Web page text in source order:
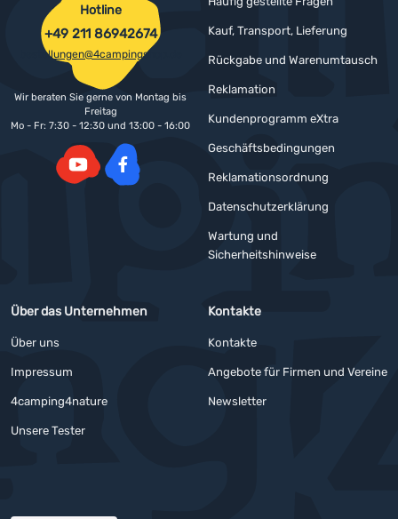
Kauf, Transport, Lieferung
Rückgabe und Warenumtausch
Reklamation
Kundenprogramm eXtra
Geschäftsbedingungen
Reklamationsordnung
Datenschutzerklärung
Wartung und
Sicherheitshinweise
Über das Unternehmen
Über uns
Impressum
4camping4nature
Unsere Tester
Kontakte
Kontakte
Angebote für Firmen und Vereine
Newsletter
Hotline
+49 211 86942674
bestellungen@4campingshop.de
Wir beraten Sie gerne von Montag bis
Freitag
Mo - Fr: 7:30 - 12:30 und 13:00 - 16:00
Auszeichnungen